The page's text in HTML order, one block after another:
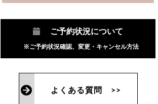
ご予約状況について
※ご予約状況確認、変更・キャンセル方法
よくある質問 >>